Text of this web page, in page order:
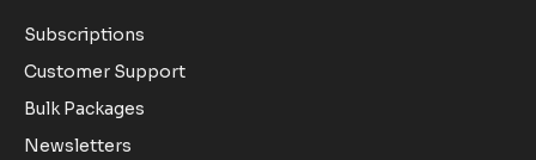
Subscriptions
Customer Support
Bulk Packages
Newsletters